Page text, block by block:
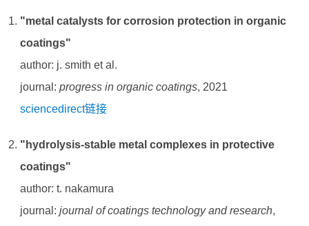
"metal catalysts for corrosion protection in organic
coatings"
author: j. smith et al.
journal: progress in organic coatings, 2021
sciencedirect链接
"hydrolysis-stable metal complexes in protective
coatings"
author: t. nakamura
journal: journal of coatings technology and research,